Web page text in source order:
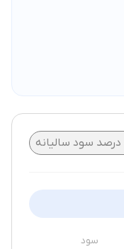
درصد سود سالیانه
سود